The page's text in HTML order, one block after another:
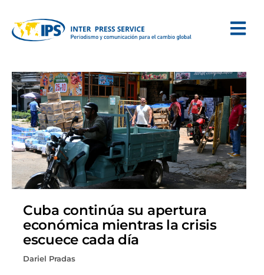
Cuba continúa su apertura
económica mientras la crisis
escuece cada día
Dariel Pradas